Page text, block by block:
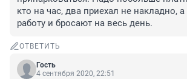
кто на час, два приехал не накладно,
работу и бросают на весь день.
ОТВЕТИТЬ
Гость
4 сентября 2020, 22:51